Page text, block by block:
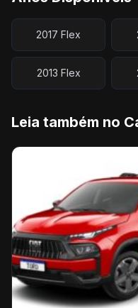
2017 Flex
2013 Flex
Leia também no